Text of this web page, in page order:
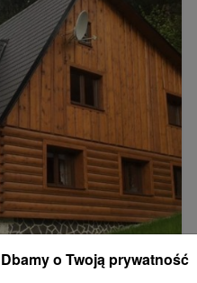
Dbamy o Twoją prywatność